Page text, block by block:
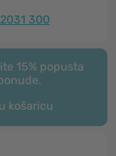
300
15% popusta
u košaricu